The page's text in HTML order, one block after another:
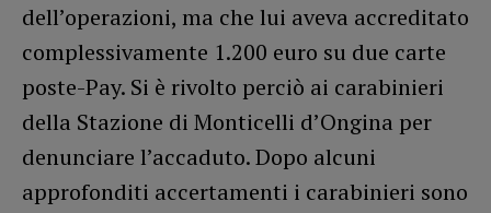
dell’operazioni, ma che lui aveva accreditato
complessivamente 1.200 euro su due carte
poste-Pay. Si è rivolto perciò ai carabinieri
della Stazione di Monticelli d’Ongina per
denunciare l’accaduto. Dopo alcuni
approfonditi accertamenti i carabinieri sono